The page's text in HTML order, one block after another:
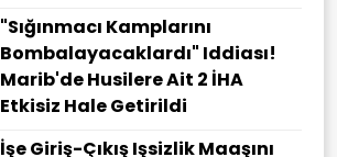
"Sığınmacı Kamplarını
Bombalayacaklardı" Iddiası!
Marib'de Husilere Ait 2 İHA
Etkisiz Hale Getirildi
İşe Giriş-Çıkış Işsizlik Maaşını